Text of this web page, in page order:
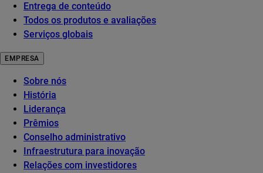
Entrega de conteúdo
Todos os produtos e avaliações
Serviços globais
EMPRESA
Sobre nós
História
Liderança
Prêmios
Conselho administrativo
Infraestrutura para inovação
Relações com investidores